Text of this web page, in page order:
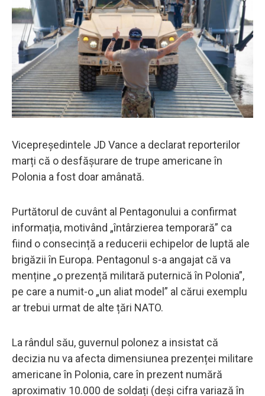
Vicepreședintele JD Vance a declarat reporterilor
marți că o desfășurare de trupe americane în
Polonia a fost doar amânată.
Purtătorul de cuvânt al Pentagonului a confirmat
informația, motivând „întârzierea temporară” ca
fiind o consecință a reducerii echipelor de luptă ale
brigăzii în Europa. Pentagonul s-a angajat că va
menține „o prezență militară puternică în Polonia”,
pe care a numit-o „un aliat model” al cărui exemplu
ar trebui urmat de alte țări NATO.
La rândul său, guvernul polonez a insistat că
decizia nu va afecta dimensiunea prezenței militare
americane în Polonia, care în prezent numără
aproximativ 10.000 de soldați (deși cifra variază în